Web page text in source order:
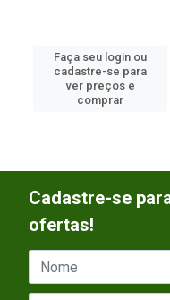
Faça seu login ou
cadastre-se para
ver preços e
comprar
Cadastre-se
ofertas!